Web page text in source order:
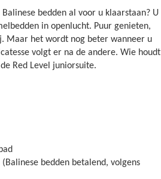
bedden al voor u klaarstaan? U
in openlucht. Puur genieten,
Maar het wordt nog beter wanneer u
volgt er na de andere. Wie houdt
Red Level juniorsuite.
bedden betalend, volgens